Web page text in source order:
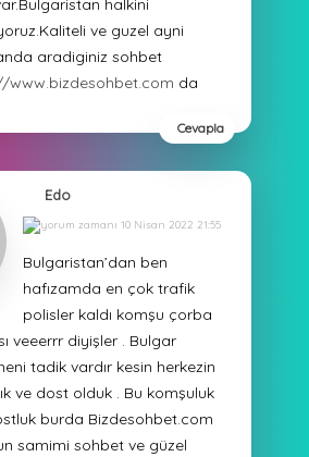
halkini
ve guzel ayni
aradiginiz sohbet
www.bizdesohbet.com da
Cevapla
Edo
10 Nisan 2022 21:55
Bulgaristan’dan ben
hafızamda en çok trafik
polisler kaldı komşu çorba
veeerrr diyişler . Bulgar
tadik vardır kesin herkezin
ve dost olduk . Bu komşuluk
burda Bizdesohbet.com
samimi sohbet ve güzel